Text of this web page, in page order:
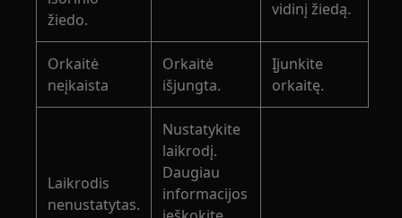
žiedo.
vidinį žiedą.
Orkaitė
neįkaista
Orkaitė
išjungta.
Įjunkite
orkaitę.
Laikrodis
nenustatytas.
Nustatykite
laikrodį.
Daugiau
informacijos